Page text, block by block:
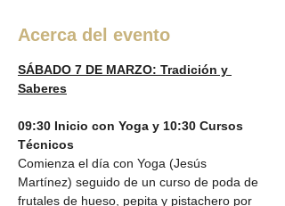
Acerca del evento
SÁBADO 7 DE MARZO: Tradición y
Saberes
09:30 Inicio con Yoga y 10:30 Cursos
Técnicos
Comienza el día con Yoga (Jesús
Martínez) seguido de un curso de poda de
frutales de hueso, pepita y pistachero por